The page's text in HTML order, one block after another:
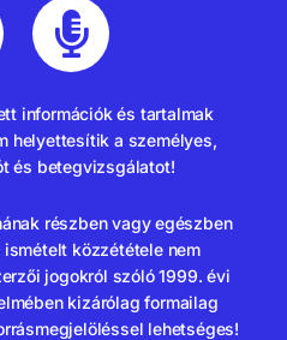
információk és tartalmak
helyettesítik a személyes,
és betegvizsgálatot!
részben vagy egészben
közzététele nem
jogokról szóló 1999. évi
kizárólag formailag
lehetséges!